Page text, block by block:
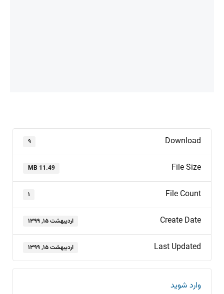
Download ۹
File Size
11.49 MB
File Count ۱
Create Date اردیبهشت ۱۵, ۱۳۹۹
Last Updated اردیبهشت ۱۵, ۱۳۹۹
وارد شوید